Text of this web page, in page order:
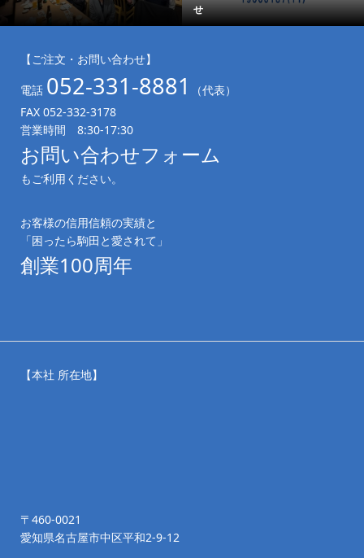
せ
【ご注文・お問い合わせ】
電話 052-331-8881
（代表）
FAX 052-332-3178
営業時間 8:30-17:30
お問い合わせフォーム
もご利用ください。
お客様の信用信頼の実績と
「困ったら駒田と愛されて」
創業100周年
【本社 所在地】
〒460-0021
愛知県名古屋市中区平和2-9-12